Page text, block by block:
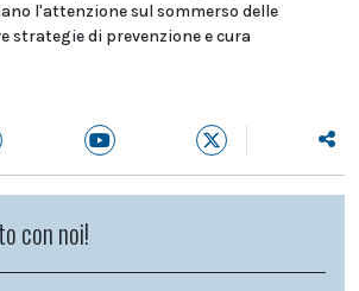
l'attenzione sul sommerso delle
strategie di prevenzione e cura
con noi!